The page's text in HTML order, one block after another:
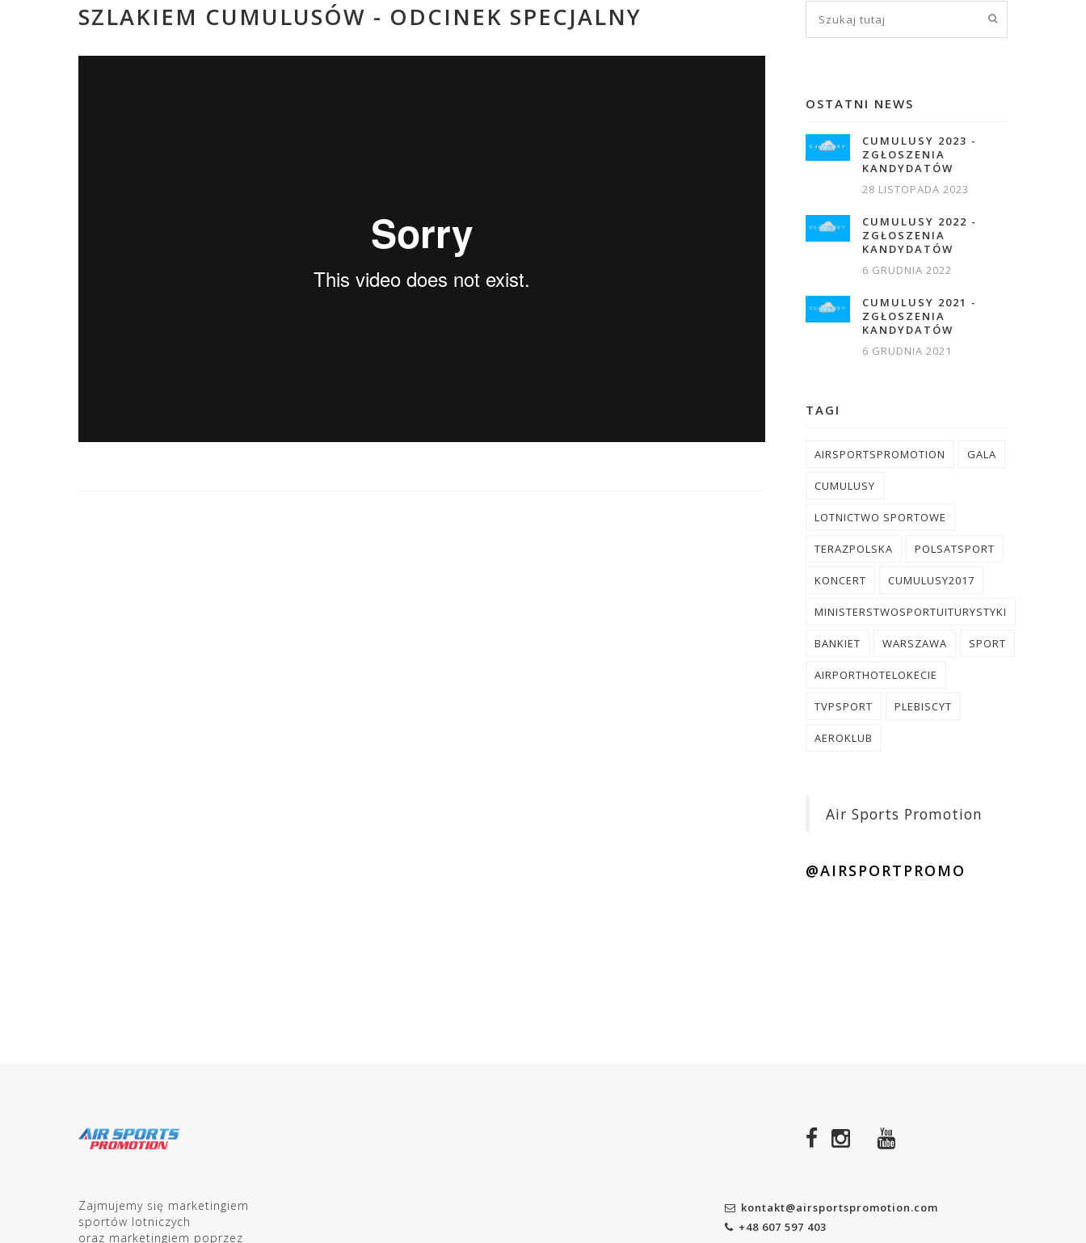
SZLAKIEM CUMULUSÓW - ODCINEK SPECJALNY
OSTATNI NEWS
CUMULUSY 2023 -
ZGŁOSZENIA
KANDYDATÓW
28 LISTOPADA 2023
CUMULUSY 2022 -
ZGŁOSZENIA
KANDYDATÓW
6 GRUDNIA 2022
CUMULUSY 2021 -
ZGŁOSZENIA
KANDYDATÓW
6 GRUDNIA 2021
TAGI
AIRSPORTSPROMOTION GALA
CUMULUSY
LOTNICTWO SPORTOWE
TERAZPOLSKA POLSATSPORT
KONCERT CUMULUSY2017
MINISTERSTWOSPORTUITURYSTYKI
BANKIET WARSZAWA SPORT
AIRPORTHOTELOKECIE
TVPSPORT PLEBISCYT
AEROKLUB
Air Sports Promotion
@AIRSPORTPROMO
Zajmujemy się marketingiem
sportów lotniczych
oraz marketingiem poprzez
kontakt@airsportspromotion.com
+48 607 597 403